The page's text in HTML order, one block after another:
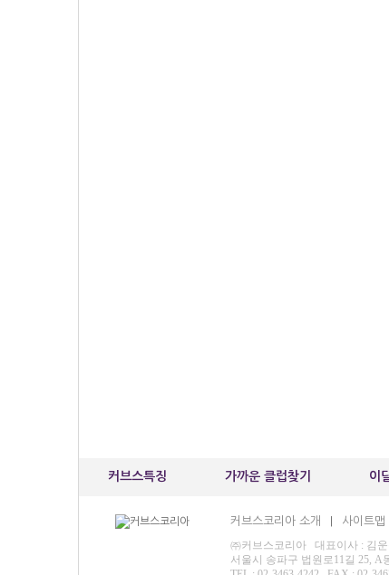
커브스특징 가까운 클럽찾기 이
커브스코리아 소개 사이트맵
㈜커브스코리아 대표이사 : 김
서울시 송파구 법원로11길 25,